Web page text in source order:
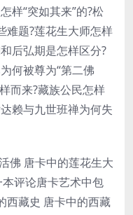
样“突如其来”的?松
难题?莲花生大师怎样
后弘期是怎样区分?
何被尊为“第二佛
而来?藏族公民怎样
赖与九世班禅为何失
佛 唐卡中的莲花生大
评论唐卡艺术中包
西藏史 唐卡中的西藏